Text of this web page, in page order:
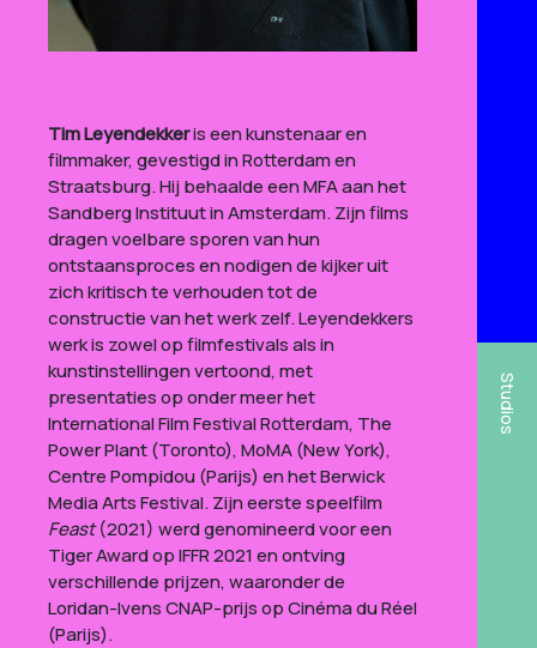
Tim Leyendekkeris een kunstenaar en
filmmaker, gevestigd in Rotterdam en
Straatsburg. Hij behaalde een MFA aan het
Sandberg Instituut in Amsterdam. Zijn films
dragen voelbare sporen van hun
ontstaansproces en nodigen de kijker uit
zich kritisch te verhouden tot de
constructie van het werk zelf. Leyendekkers
werk is zowel op filmfestivals als in
kunstinstellingen vertoond, met
presentaties op onder meer het
International Film Festival Rotterdam, The
Power Plant (Toronto), MoMA (New York),
Centre Pompidou (Parijs) en het Berwick
Media Arts Festival. Zijn eerste speelfilm
Feast(2021) werd genomineerd voor een
Tiger Award op IFFR 2021 en ontving
verschillende prijzen, waaronder de
Loridan-Ivens CNAP-prijs op Cinéma du Réel
(Parijs).
Studios